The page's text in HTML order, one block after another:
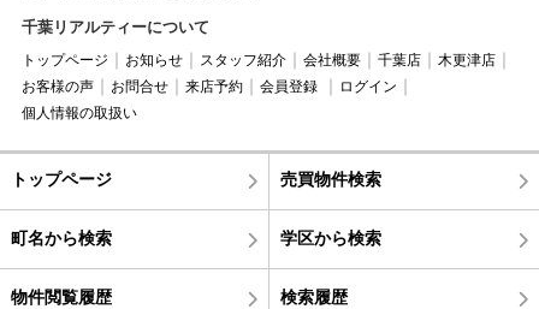
千葉リアルティーについて
トップページ お知らせ スタッフ紹介 会社概要 千葉店
木更津店
お客様の声
お問合せ 来店予約 会員登録
ログイン
個人情報の取扱い
トップページ 売買物件検索
町名から検索 学区から検索
物件閲覧履歴 検索履歴